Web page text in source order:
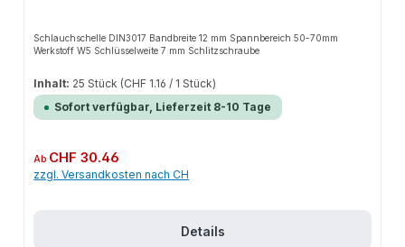
Schlauchschelle DIN3017 Bandbreite 12 mm Spannbereich 50-70mm
Werkstoff W5 Schlüsselweite 7 mm Schlitzschraube
Inhalt: 25 Stück (CHF 1.16 / 1 Stück)
Sofort verfügbar, Lieferzeit 8-10 Tage
Regulärer Preis:
Ab CHF 30.46
zzgl. Versandkosten nach CH
Details